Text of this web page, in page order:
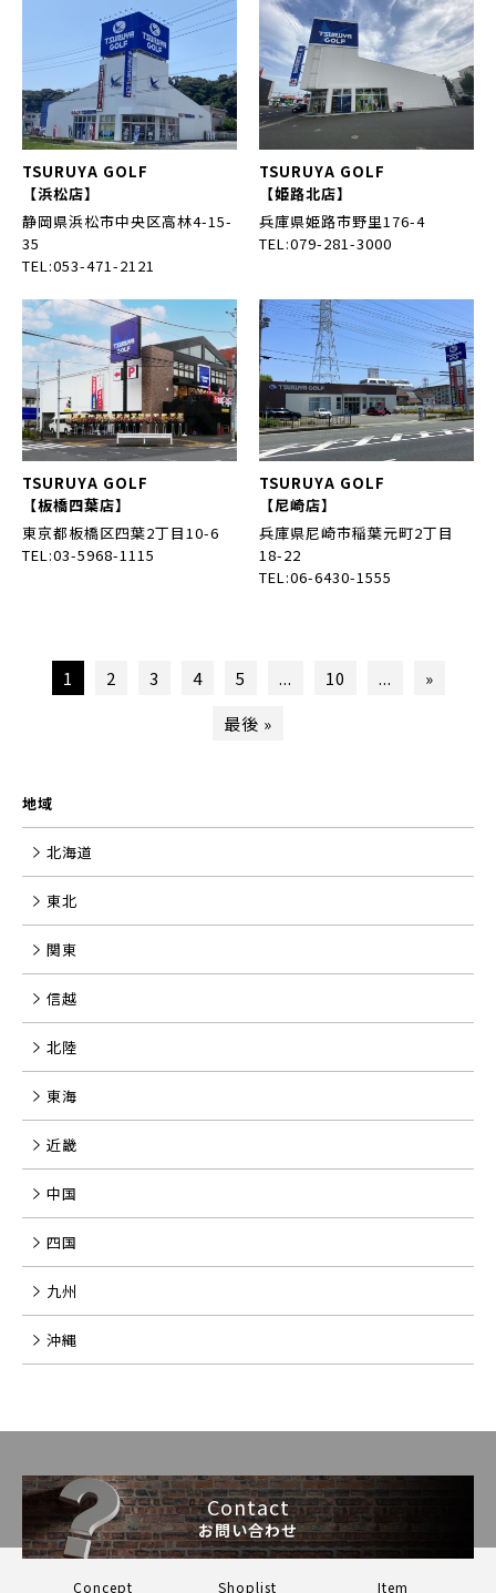
TSURUYA GOLF
【浜松店】
静岡県浜松市中央区高林4-15-
35
TEL:053-471-2121
TSURUYA GOLF
【姫路北店】
兵庫県姫路市野里176-4
TEL:079-281-3000
TSURUYA GOLF
【板橋四葉店】
東京都板橋区四葉2丁目10-6
TEL:03-5968-1115
TSURUYA GOLF
【尼崎店】
兵庫県尼崎市稲葉元町2丁目
18-22
TEL:06-6430-1555
1 2 3 4 5 ... 10 ...
»
最後 »
地域
北海道
東北
関東
信越
北陸
東海
近畿
中国
四国
九州
沖縄
Contact
お問い合わせ
Concept Shoplist Item